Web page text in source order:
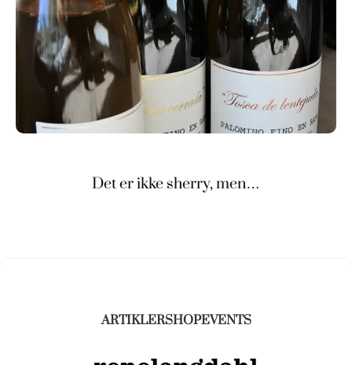
Det er ikke sherry, men…
ARTIKLERSHOPEVENTS